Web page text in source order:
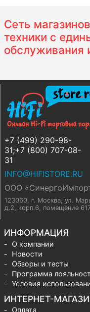
Сеть
техники с
обслуживания
+7 (499) 290-98-
31;+7 (800) 707-08-
31
INFO@HIFISTORE.RU
ООО
123060, г. Москва, ул.
д.2, корп.6, помещение
ИНФОРМАЦИЯ
О компании
Новости
Обзоры и тесты
Программа
Условия
ИНТЕРНЕТ-
Оплата